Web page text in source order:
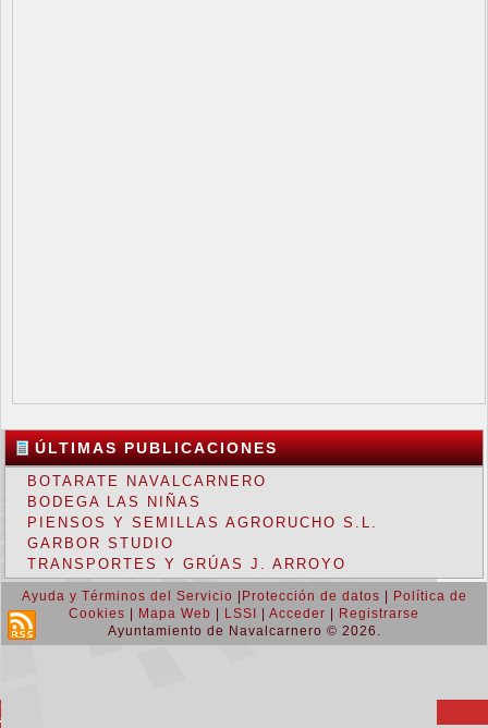
ÚLTIMAS PUBLICACIONES
BOTARATE NAVALCARNERO
BODEGA LAS NIÑAS
PIENSOS Y SEMILLAS AGRORUCHO S.L.
GARBOR STUDIO
TRANSPORTES Y GRÚAS J. ARROYO
Ayuda y Términos del Servicio Protección de datos
Política de
Cookies
Mapa Web LSSI Acceder
Registrarse
Ayuntamiento de Navalcarnero © 2026.
MENU